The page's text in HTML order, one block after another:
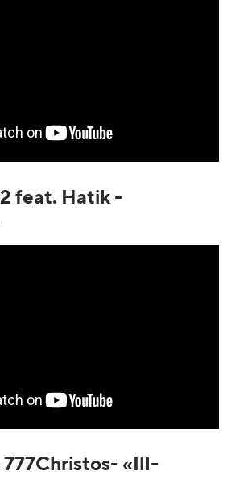
feat. Hatik -
«Ill-